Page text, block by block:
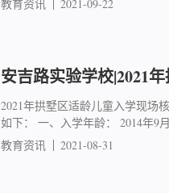
教育资讯 2021-09-22
安吉路实验学校|2021
2021年拱墅区适龄儿童入学现场
如下： 一、入学年龄： 2014年9
教育资讯
2021-08-31